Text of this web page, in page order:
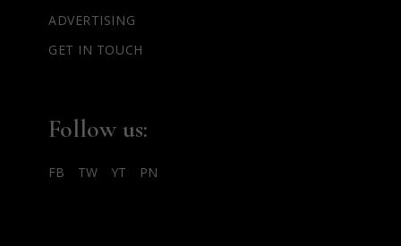
ADVERTISING
GET IN TOUCH
Follow us:
FB TW YT PN